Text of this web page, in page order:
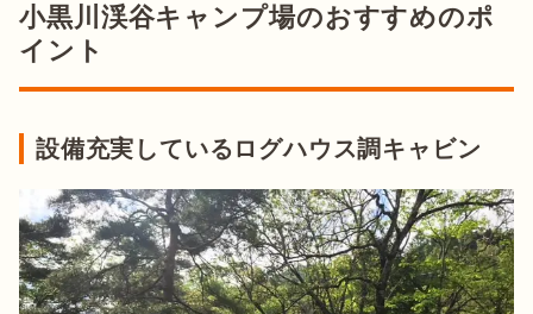
小黒川渓谷キャンプ場のおすすめのポ
イント
設備充実しているログハウス調キャビン